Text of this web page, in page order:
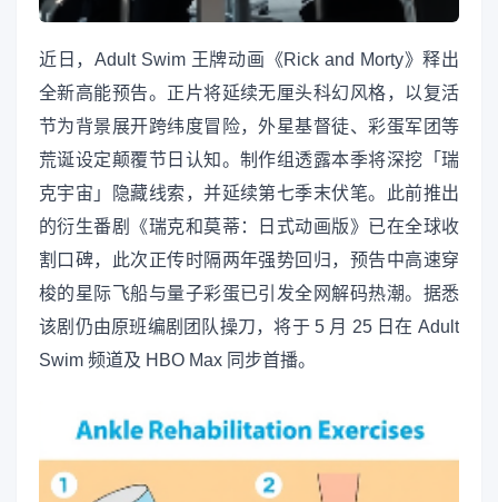
近日，Adult Swim 王牌动画《Rick and Morty》释出
全新高能预告。正片将延续无厘头科幻风格，以复活
节为背景展开跨纬度冒险，外星基督徒、彩蛋军团等
荒诞设定颠覆节日认知。制作组透露本季将深挖「瑞
克宇宙」隐藏线索，并延续第七季末伏笔。此前推出
的衍生番剧《瑞克和莫蒂：日式动画版》已在全球收
割口碑，此次正传时隔两年强势回归，预告中高速穿
梭的星际飞船与量子彩蛋已引发全网解码热潮。据悉
该剧仍由原班编剧团队操刀，将于 5 月 25 日在 Adult
Swim 频道及 HBO Max 同步首播。